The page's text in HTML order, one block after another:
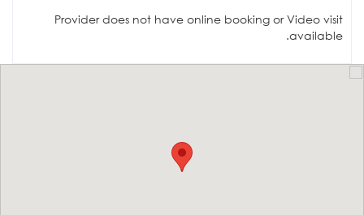
Provider does not have online booking or Video visit
available.